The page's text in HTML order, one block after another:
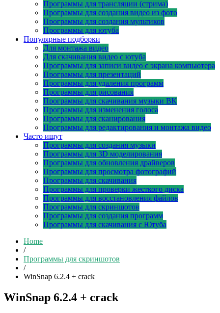
Программы для трансляции (стрима)
Программы для создания видео из фото
Программы для создания мультиков
Программы для ютуба
Популярные подборки
Для монтажа видео
Для скачивания видео с ютуба
Программы для записи видео с экрана компьютера
Программы для презентаций
Программы для удаления программ
Программы для рисования
Программы для скачивания музыки ВК
Программы для изменения голоса
Программы для сканирования
Программы для редактирования и монтажа видео
Часто ищут
Программы для создания музыки
Программы для 3D моделирования
Программы для обновления драйверов
Программы для просмотра фотографий
Программы для скачивания
Программы для проверки жесткого диска
Программы для восстановления файлов
Программы для скриншотов
Программы для создания программ
Программы для скачивания с Ютуба
Home
/
Программы для скриншотов
/
WinSnap 6.2.4 + crack
WinSnap 6.2.4 + crack